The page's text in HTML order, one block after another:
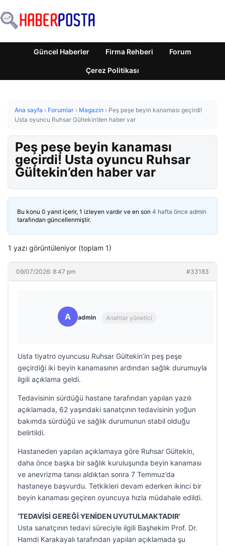
Güncel Haberler Firma Rehberi Forum
Çerez Politikası
Ana sayfa › Forumlar › Magazin › Peş peşe beyin kanaması geçirdi!
Usta oyuncu Ruhsar Gültekin’den haber var
Peş peşe beyin kanaması
geçirdi! Usta oyuncu Ruhsar
Gültekin’den haber var
Bu konu 0 yanıt içerir, 1 izleyen vardır ve en son 4 hafta önce admin
tarafından güncellenmiştir.
1 yazı görüntüleniyor (toplam 1)
09/07/2026: 8:47 pm #33183
A admin Anahtar yönetici
Usta tiyatro oyuncusu Ruhsar Gültekin’in peş peşe
geçirdiği iki beyin kanamasının ardından sağlık durumuyla
ilgili açıklama geldi.
Tedavisinin sürdüğü hastane tarafından yapılan yazılı
açıklamada, 62 yaşındaki sanatçının tedavisinin yoğun
bakımda sürdüğü ve sağlık durumunun stabil olduğu
belirtildi.
Hastaneden yapılan açıklamaya göre Ruhsar Gültekin,
daha önce başka bir sağlık kuruluşunda beyin kanaması
ve anevrizma tanısı aldıktan sonra 7 Temmuz’da
hastaneye başvurdu. Tetkikleri devam ederken ikinci bir
beyin kanaması geçiren oyuncuya hızla müdahale edildi.
‘TEDAVİSİ GEREĞİ YENİDEN UYUTULMAKTADIR’
Usta sanatçının tedavi süreciyle ilgili Başhekim Prof. Dr.
Hamdi Karakayalı tarafından yapılan açıklamada şu